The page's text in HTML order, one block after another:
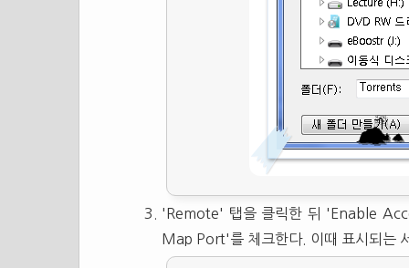
'Remote' 탭을 클릭한 뒤 'Enable
Map Port'를 체크한다. 이때 표시되는